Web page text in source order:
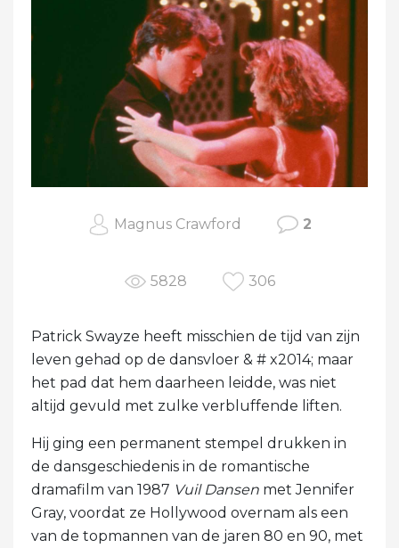
Magnus Crawford 2
5828 306
Patrick Swayze heeft misschien de tijd van zijn
leven gehad op de dansvloer & # x2014; maar
het pad dat hem daarheen leidde, was niet
altijd gevuld met zulke verbluffende liften.
Hij ging een permanent stempel drukken in
de dansgeschiedenis in de romantische
dramafilm van 1987 Vuil Dansen met Jennifer
Gray, voordat ze Hollywood overnam als een
van de topmannen van de jaren 80 en 90, met